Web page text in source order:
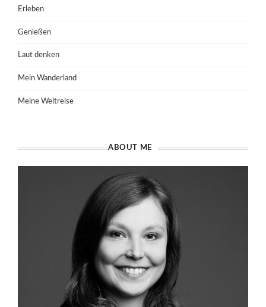
Erleben
Genießen
Laut denken
Mein Wanderland
Meine Weltreise
ABOUT ME